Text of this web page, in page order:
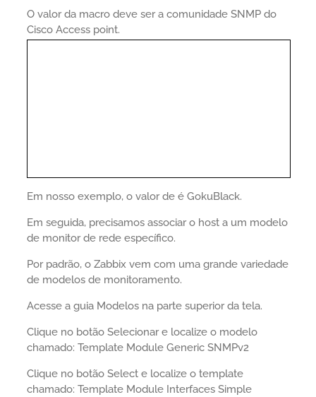
O valor da macro deve ser a comunidade SNMP do
Cisco Access point.
Em nosso exemplo, o valor de é GokuBlack.
Em seguida, precisamos associar o host a um modelo
de monitor de rede específico.
Por padrão, o Zabbix vem com uma grande variedade
de modelos de monitoramento.
Acesse a guia Modelos na parte superior da tela.
Clique no botão Selecionar e localize o modelo
chamado: Template Module Generic SNMPv2
Clique no botão Select e localize o template
chamado: Template Module Interfaces Simple